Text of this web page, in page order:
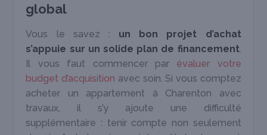
global
Vous le savez : un bon projet d’achat
s’appuie sur un solide plan de financement.
Il vous faut commencer par évaluer votre
budget d’acquisition avec soin. Si vous comptez
acheter un appartement à Charenton avec
travaux, il s’y ajoute une difficulté
supplémentaire : tenir compte non seulement